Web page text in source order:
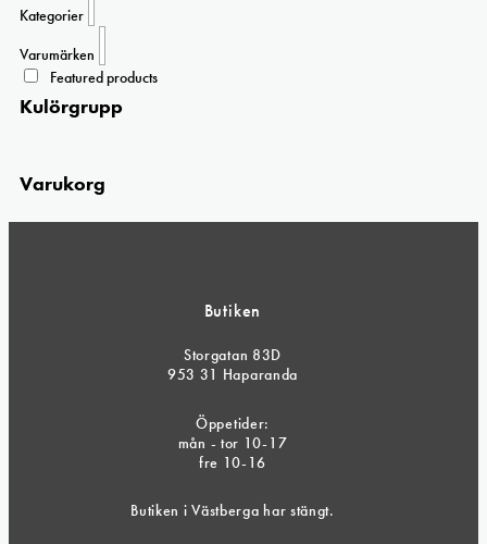
Kategorier
Varumärken
Featured products
Kulörgrupp
Varukorg
Butiken
Storgatan 83D
953 31 Haparanda
Öppetider:
mån - tor 10-17
fre 10-16
Butiken i Västberga har stängt.